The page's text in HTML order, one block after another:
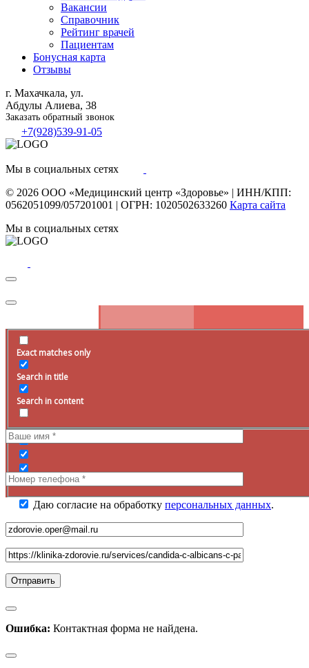
Вакансии
Справочник
Рейтинг врачей
Пациентам
Бонусная карта
Отзывы
г. Махачкала, ул.
Абдулы Алиева, 38
Заказать обратный звонок
+7(928)539-91-05
Мы в социальных сетях
© 2026 ООО «Медицинский центр «Здоровье» | ИНН/КПП:
0562051099/057201001 | ОГРН: 1020502633260 Карта сайта
Мы в социальных сетях
Exact matches only
Search in title
Search in content
Запись на прием
Оставьте заявку на сайте, наш специалист свяжется с вами в
ближайшее
Даю согласие на обработку персональных данных.
Ошибка: Контактная форма не найдена.